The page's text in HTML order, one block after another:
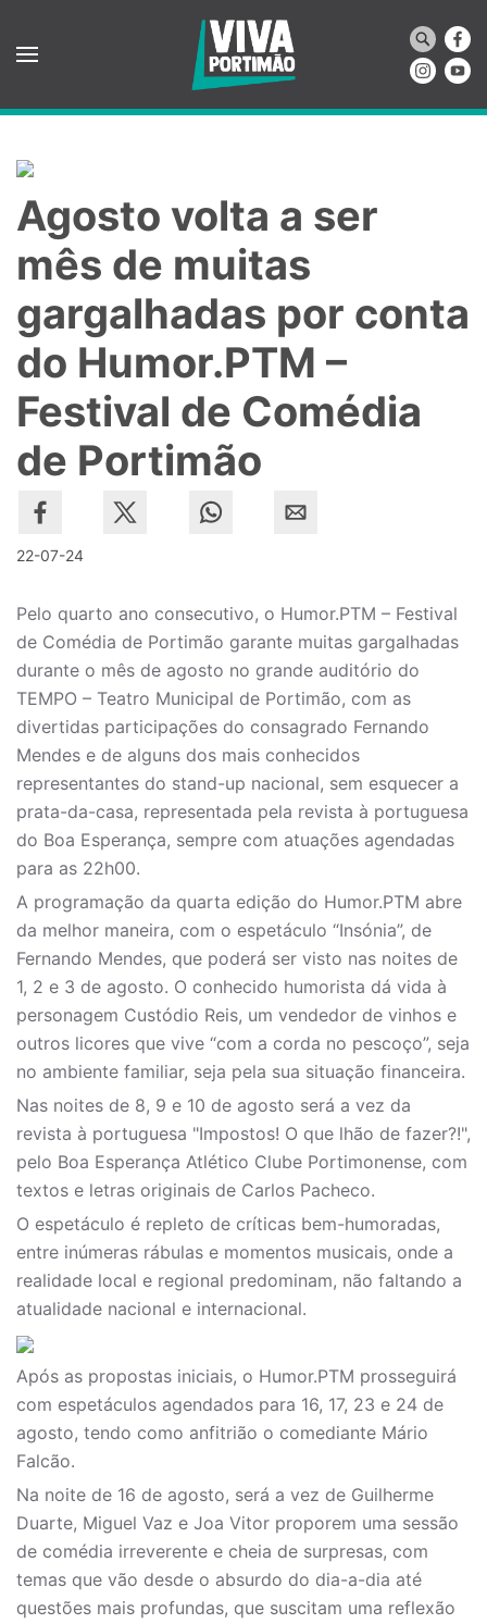
Saltar para o conteúdo principal
Agosto volta a ser
mês de muitas
gargalhadas por conta
do Humor.PTM –
Festival de Comédia
de Portimão
22-07-24
Pelo quarto ano consecutivo, o Humor.PTM – Festival
de Comédia de Portimão garante muitas gargalhadas
durante o mês de agosto no grande auditório do
TEMPO – Teatro Municipal de Portimão, com as
divertidas participações do consagrado Fernando
Mendes e de alguns dos mais conhecidos
representantes do stand-up nacional, sem esquecer a
prata-da-casa, representada pela revista à portuguesa
do Boa Esperança, sempre com atuações agendadas
para as 22h00.
A programação da quarta edição do Humor.PTM abre
da melhor maneira, com o espetáculo “Insónia”, de
Fernando Mendes, que poderá ser visto nas noites de
1, 2 e 3 de agosto. O conhecido humorista dá vida à
personagem Custódio Reis, um vendedor de vinhos e
outros licores que vive “com a corda no pescoço”, seja
no ambiente familiar, seja pela sua situação financeira.
Nas noites de 8, 9 e 10 de agosto será a vez da
revista à portuguesa "Impostos! O que lhão de fazer?!",
pelo Boa Esperança Atlético Clube Portimonense, com
textos e letras originais de Carlos Pacheco.
O espetáculo é repleto de críticas bem-humoradas,
entre inúmeras rábulas e momentos musicais, onde a
realidade local e regional predominam, não faltando a
atualidade nacional e internacional.
Após as propostas iniciais, o Humor.PTM prosseguirá
com espetáculos agendados para 16, 17, 23 e 24 de
agosto, tendo como anfitrião o comediante Mário
Falcão.
Na noite de 16 de agosto, será a vez de Guilherme
Duarte, Miguel Vaz e Joa Vitor proporem uma sessão
de comédia irreverente e cheia de surpresas, com
temas que vão desde o absurdo do dia-a-dia até
questões mais profundas, que suscitam uma reflexão